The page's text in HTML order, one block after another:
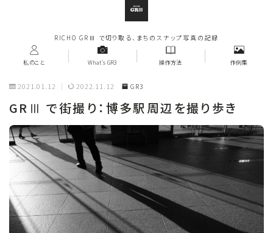
RICHO GRⅢ で切り取る、まちのスナップ写真の記録
私のこと What's GR3 操作方法 作例集
2021.01.12 2022.11.12 GR3
GRⅢ で街撮り：博多駅周辺を撮り歩き